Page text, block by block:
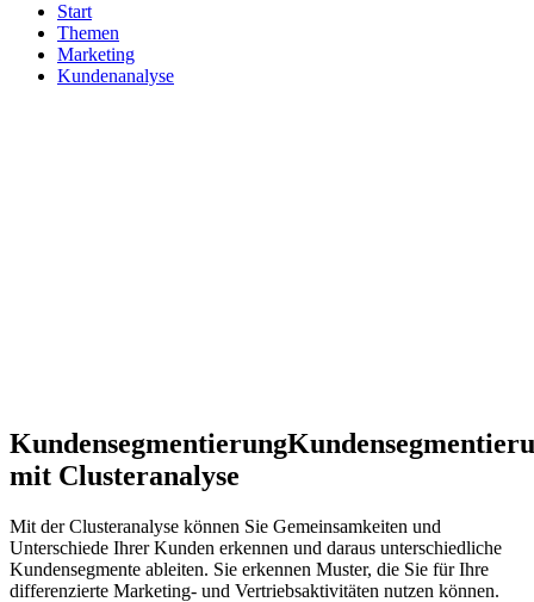
Start
Themen
Marketing
Kundenanalyse
Kundensegmentierung
mit Clusteranalyse
Mit der Clusteranalyse können Sie Gemeinsamkeiten und
Unterschiede Ihrer Kunden erkennen und daraus unterschiedliche
Kundensegmente ableiten. Sie erkennen Muster, die Sie für Ihre
differenzierte Marketing- und Vertriebsaktivitäten nutzen können.